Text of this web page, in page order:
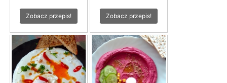
Zobacz przepis! Zobacz przepis!